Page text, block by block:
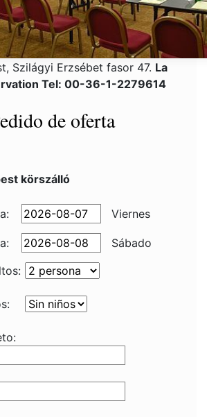
Szilágyi Erzsébet fasor 47. La
Tel: 00-36-1-2279614
de oferta
körszálló
Viernes
Sábado